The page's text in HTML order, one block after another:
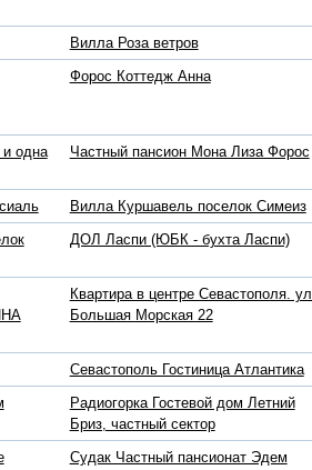
Вилла Роза ветров
Форос Коттедж Анна
и одна
Частный пансион Мона Лиза Форос
Вилла Куршавель поселок Симеиз
ДОЛ Ласпи (ЮБК - бухта Ласпи)
Квартира в центре Севастополя. ул.
Большая Морская 22
Севастополь Гостиница Атлантика
Радиогорка Гостевой дом Летний
Бриз, частный сектор
Судак Частный пансионат Эдем